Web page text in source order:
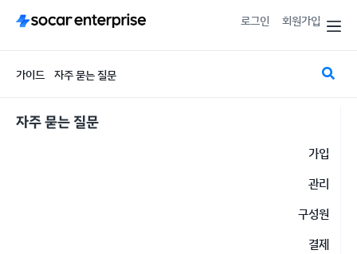
로그인 회원가입
가이드 자주 묻는 질문
자주 묻는 질문
가입
관리
구성원
결제